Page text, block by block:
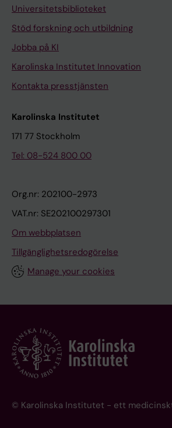
Universitetsbiblioteket
Stöd forskning och utbildning
Jobba på KI
Karolinska Institutet Innovation
Kontakta presstjänsten
Karolinska Institutet
171 77 Stockholm
Tel: 08-524 800 00
Org.nr: 202100-2973
VAT.nr: SE202100297301
Om webbplatsen
Tillgänglighetsredogörelse
Manage your cookies
© Karolinska Institutet - ett